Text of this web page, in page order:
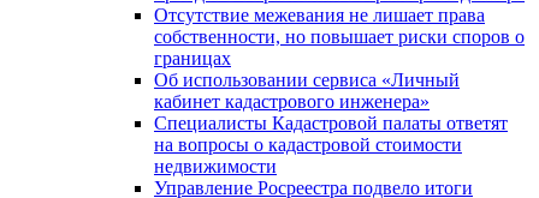
Отсутствие межевания не лишает права
собственности, но повышает риски споров о
границах
Об использовании сервиса «Личный
кабинет кадастрового инженера»
Специалисты Кадастровой палаты ответят
на вопросы о кадастровой стоимости
недвижимости
Управление Росреестра подвело итоги